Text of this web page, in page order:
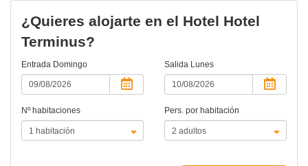
¿Quieres alojarte en el Hotel Hotel
Terminus?
Entrada Domingo Salida Lunes
Nº habitaciones Pers. por habitación